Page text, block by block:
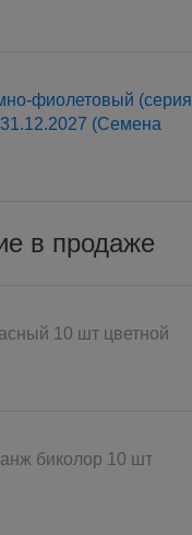
фиолетовый (серия
(Семена
в продаже
10 шт цветной
биколор 10 шт